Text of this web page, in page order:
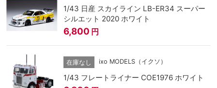
1/43 日産 スカイライン LB-ER34 スーパー
シルエット 2020 ホワイト
6,800 円
在庫なし ixo MODELS（イクソ）
1/43 フレートライナー COE1976 ホワイト